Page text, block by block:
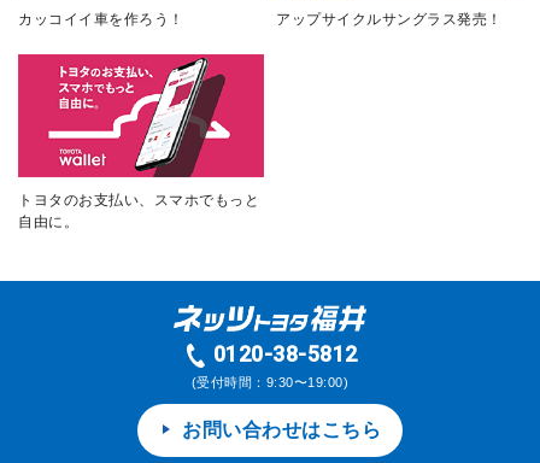
カッコイイ車を作ろう！ アップサイクルサングラス発売！
トヨタのお支払い、スマホでもっと
自由に。
0120-38-5812
(受付時間：9:30〜19:00)
お問い合わせはこちら